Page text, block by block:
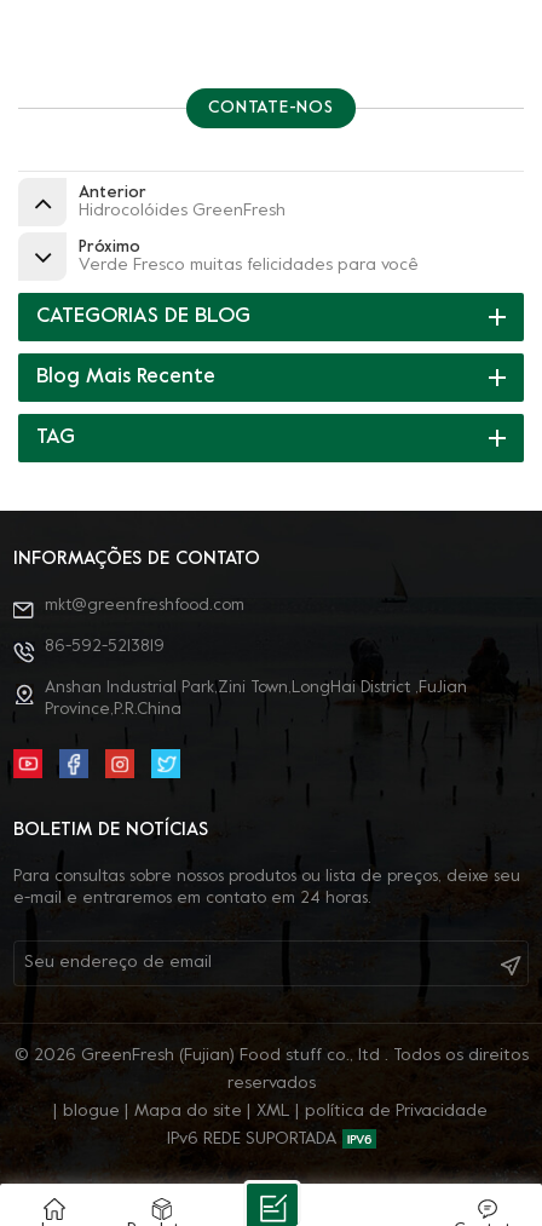
CONTATE-NOS
Anterior
Hidrocolóides GreenFresh
Próximo
Verde Fresco muitas felicidades para você
CATEGORIAS DE BLOG
Blog Mais Recente
TAG
INFORMAÇÕES DE CONTATO
mkt@greenfreshfood.com
86-592-5213819
Anshan Industrial Park,Zini Town,LongHai District ,FuJian
Province,P.R.China
BOLETIM DE NOTÍCIAS
Para consultas sobre nossos produtos ou lista de preços, deixe seu
e-mail e entraremos em contato em 24 horas.
© 2026 GreenFresh (Fujian) Food stuff co., ltd . Todos os direitos
reservados
blogue Mapa do site XML
política de Privacidade
IPv6 REDE SUPORTADA